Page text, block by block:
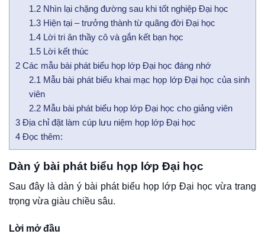
1.2Nhìn lại chặng đường sau khi tốt nghiệp Đại học
1.3Hiện tại – trưởng thành từ quãng đời Đại học
1.4Lời tri ân thầy cô và gắn kết bạn học
1.5Lời kết thúc
2 Các mẫu bài phát biểu họp lớp Đại học đáng nhớ
2.1 Mẫu bài phát biểu khai mạc họp lớp Đại học của sinh
viên
2.2Mẫu bài phát biểu họp lớp Đại học cho giảng viên
3 Địa chỉ đặt làm cúp lưu niệm họp lớp Đại học
4 Đọc thêm:
Dàn ý bài phát biểu họp lớp Đại học
Sau đây là dàn ý bài phát biểu họp lớp Đại học vừa trang
trọng vừa giàu chiều sâu.
Lời mở đầu